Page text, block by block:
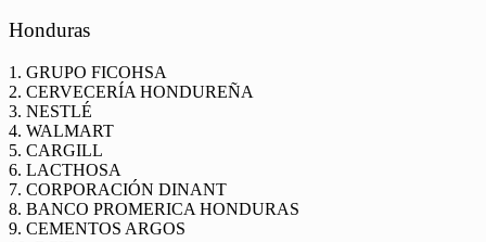
Honduras
1. GRUPO FICOHSA
2. CERVECERÍA HONDUREÑA
3. NESTLÉ
4. WALMART
5. CARGILL
6. LACTHOSA
7. CORPORACIÓN DINANT
8. BANCO PROMERICA HONDURAS
9. CEMENTOS ARGOS